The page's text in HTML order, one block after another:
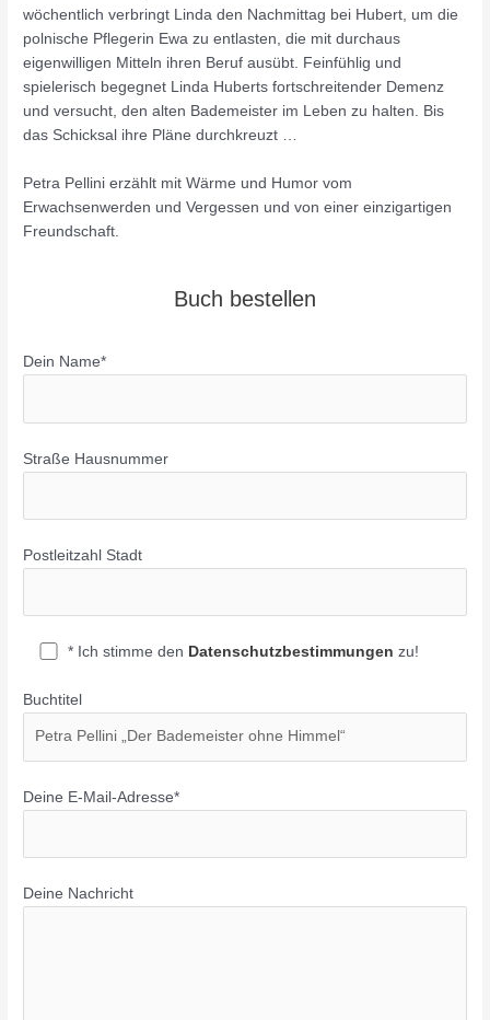
wöchentlich verbringt Linda den Nachmittag bei Hubert, um die
polnische Pflegerin Ewa zu entlasten, die mit durchaus
eigenwilligen Mitteln ihren Beruf ausübt. Feinfühlig und
spielerisch begegnet Linda Huberts fortschreitender Demenz
und versucht, den alten Bademeister im Leben zu halten. Bis
das Schicksal ihre Pläne durchkreuzt …
Petra Pellini erzählt mit Wärme und Humor vom
Erwachsenwerden und Vergessen und von einer einzigartigen
Freundschaft.
Buch bestellen
Dein Name*
Straße Hausnummer
Postleitzahl Stadt
* Ich stimme den Datenschutzbestimmungen zu!
Buchtitel
Deine E-Mail-Adresse*
Deine Nachricht